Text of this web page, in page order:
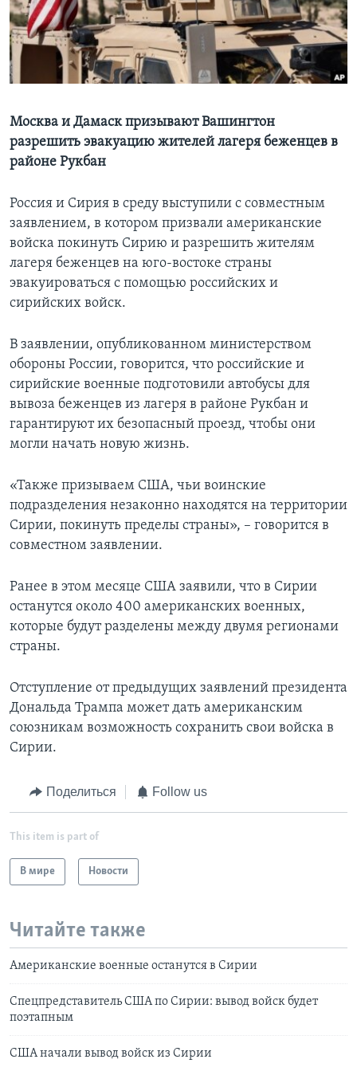
Learning English
СОЦИАЛЬНЫЕ СЕТИ
Языки
Москва и Дамаск призывают Вашингтон
разрешить эвакуацию жителей лагеря беженцев в
районе Рукбан
Россия и Сирия в среду выступили с совместным
заявлением, в котором призвали американские
войска покинуть Cирию и разрешить жителям
лагеря беженцев на юго-востоке страны
эвакуироваться с помощью российских и
сирийских войск.
В заявлении, опубликованном министерством
обороны России, говорится, что российские и
сирийские военные подготовили автобусы для
вывоза беженцев из лагеря в районе Рукбан и
гарантируют их безопасный проезд, чтобы они
могли начать новую жизнь.
«Также призываем США, чьи воинские
подразделения незаконно находятся на территории
Сирии, покинуть пределы страны», – говорится в
совместном заявлении.
Ранее в этом месяце США заявили, что в Сирии
останутся около 400 американских военных,
которые будут разделены между двумя регионами
страны.
Отступление от предыдущих заявлений президента
Дональда Трампа может дать американским
союзникам возможность сохранить свои войска в
Сирии.
Поделиться Follow us
This item is part of
В мире Новости
Читайте также
Американские военные останутся в Сирии
Спецпредставитель США по Сирии: вывод войск будет
поэтапным
США начали вывод войск из Сирии